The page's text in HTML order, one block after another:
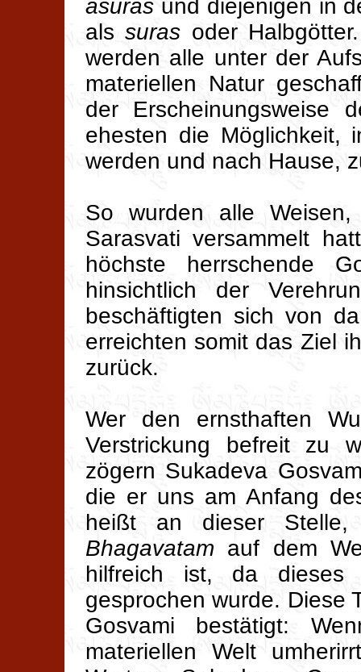
asuras und diejenigen in
alssuras oder
werden alle unter der
materiellen Natur
der Erscheinungsweise
ehesten die Möglichkeit,
werden und nach Hause,
So wurden alle
Sarasvati versammelt
höchste herrschende
hinsichtlich der
beschäftigten sich von
erreichten somit das Ziel
zurück.
Wer den ernsthaften
Verstrickung befreit zu
zögern Sukadeva
die er uns am Anfang
heißt an dieser
Bhagavatam auf dem
hilfreich ist, da dieses
gesprochen wurde. Diese
Gosvami bestätigt:
materiellen Welt